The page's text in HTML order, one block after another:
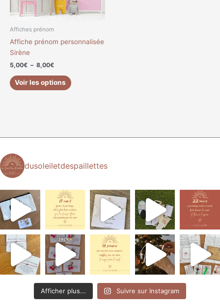
Affiches prénom
Affiche prénom personnalisée
Sirène
5,00€ – 8,00€
Voir les options
peuvent
être
produit
dusoleiletdespaillettes
Afficher plus... Suivre sur Instagram